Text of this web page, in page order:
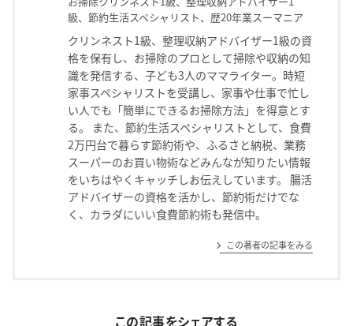
級、節約生活スペシャリスト、歴20年業スーマニア
クリンネスト1級、整理収納アドバイザー1級の資
格を保有し、お掃除のプロとして掃除や収納の知
識を発信する、子ども3人のママライター。時短
家事スペシャリストを受講し、家事や仕事で忙し
い人でも「簡単にできるお掃除方法」を得意とす
る。 また、節約生活スペシャリストとして、食費
2万円台で暮らす節約術や、ふるさと納税、業務
スーパーのお買い物術などみんなが知りたい情報
をいちはやくキャッチしお伝えしています。 腸活
アドバイザーの資格を活かし、節約術だけでな
く、カラダにいい食費節約術も発信中。
この著者の記事をみる
この記事をシェアする